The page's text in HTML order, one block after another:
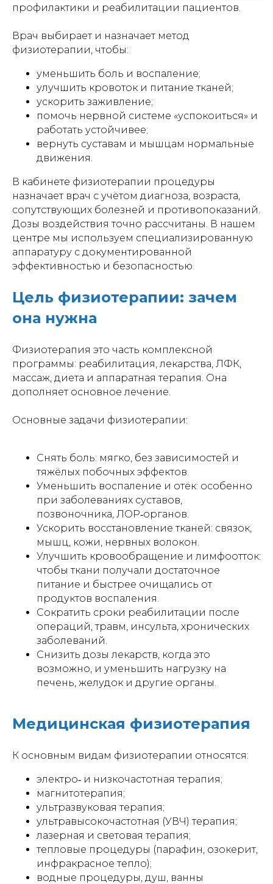
профилактики и реабилитации пациентов.
Врач выбирает и назначает метод
физиотерапии, чтобы:
уменьшить боль и воспаление;
улучшить кровоток и питание тканей;
ускорить заживление;
помочь нервной системе «успокоиться» и
работать устойчивее;
вернуть суставам и мышцам нормальные
движения.
В кабинете физиотерапии процедуры
назначает врач с учётом диагноза, возраста,
сопутствующих болезней и противопоказаний.
Дозы воздействия точно рассчитаны. В нашем
центре мы используем специализированную
аппаратуру с документированной
эффективностью и безопасностью.
Цель физиотерапии: зачем
она нужна
Физиотерапия это часть комплексной
программы: реабилитация, лекарства, ЛФК,
массаж, диета и аппаратная терапия. Она
дополняет основное лечение.
Основные задачи физиотерапии:
Снять боль: мягко, без зависимостей и
тяжёлых побочных эффектов.
Уменьшить воспаление и отёк: особенно
при заболеваниях суставов,
позвоночника, ЛОР‑органов.
Ускорить восстановление тканей: связок,
мышц, кожи, нервных волокон.
Улучшить кровообращение и лимфоотток:
чтобы ткани получали достаточное
питание и быстрее очищались от
продуктов воспаления.
Сократить сроки реабилитации после
операций, травм, инсульта, хронических
заболеваний.
Снизить дозы лекарств, когда это
возможно, и уменьшить нагрузку на
печень, желудок и другие органы.
Медицинская физиотерапия
К основным видам физиотерапии относятся:
электро‑ и низкочастотная терапия;
магнитотерапия;
ультразвуковая терапия;
ультравысокочастотная (УВЧ) терапия;
лазерная и световая терапия;
тепловые процедуры (парафин, озокерит,
инфракрасное тепло);
водные процедуры, душ, ванны